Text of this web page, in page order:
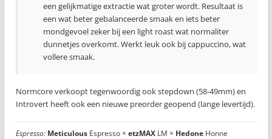
een gelijkmatige extractie wat groter wordt. Resultaat is
een wat beter gebalanceerde smaak en iets beter
mondgevoel zeker bij een light roast wat normaliter
dunnetjes overkomt. Werkt leuk ook bij cappuccino, wat
vollere smaak.
Normcore verkoopt tegenwoordig ook stepdown (58-49mm) en
Introvert heeft ook een nieuwe preorder geopend (lange levertijd).
Espresso: Meticulous Espresso × etzMAX LM × Hedone Honne